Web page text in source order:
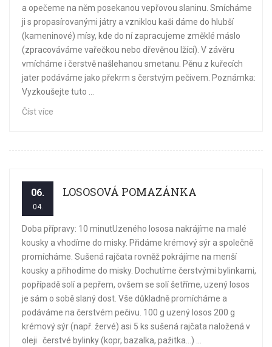
a opečeme na něm posekanou vepřovou slaninu. Smícháme
ji s propasírovanými játry a vzniklou kaši dáme do hlubší
(kameninové) mísy, kde do ní zapracujeme změklé máslo
(zpracováváme vařečkou nebo dřevěnou lžící). V závěru
vmícháme i čerstvě našlehanou smetanu. Pěnu z kuřecích
jater podáváme jako překrm s čerstvým pečivem. Poznámka:
Vyzkoušejte tuto ...
Číst více
06.
04.
LOSOSOVÁ POMAZÁNKA
Doba přípravy: 10 minutUzeného lososa nakrájíme na malé
kousky a vhodíme do misky. Přidáme krémový sýr a společně
promícháme. Sušená rajčata rovněž pokrájíme na menší
kousky a přihodíme do misky. Dochutíme čerstvými bylinkami,
popřípadě solí a pepřem, ovšem se solí šetříme, uzený losos
je sám o sobě slaný dost. Vše důkladně promícháme a
podáváme na čerstvém pečivu. 100 g uzený losos 200 g
krémový sýr (např. žervé) asi 5 ks sušená rajčata naložená v
oleji čerstvé bylinky (kopr, bazalka, pažitka...) ...